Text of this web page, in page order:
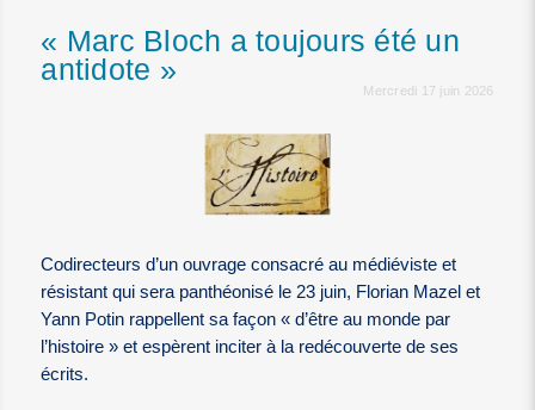
« Marc Bloch a toujours été un
antidote »
Mercredi 17 juin 2026
Codirecteurs d’un ouvrage consacré au médiéviste et
résistant qui sera panthéonisé le 23 juin, Florian Mazel et
Yann Potin rappellent sa façon « d’être au monde par
l’histoire » et espèrent inciter à la redécouverte de ses
écrits.